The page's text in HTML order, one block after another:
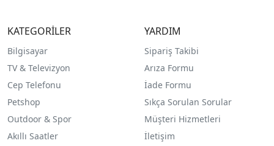
KATEGORİLER
Bilgisayar
TV & Televizyon
Cep Telefonu
Petshop
Outdoor & Spor
Akıllı Saatler
YARDIM
Sipariş Takibi
Arıza Formu
İade Formu
Sıkça Sorulan Sorular
Müşteri Hizmetleri
İletişim